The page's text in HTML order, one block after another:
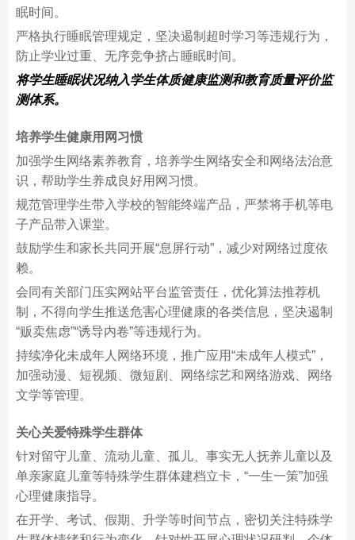
眠时间。
严格执行睡眠管理规定，坚决遏制超时学习等违规行为，
防止学业过重、无序竞争挤占睡眠时间。
将学生睡眠状况纳入学生体质健康监测和教育质量评价监
测体系。
培养学生健康用网习惯
加强学生网络素养教育，培养学生网络安全和网络法治意
识，帮助学生养成良好用网习惯。
规范管理学生带入学校的智能终端产品，严禁将手机等电
子产品带入课堂。
鼓励学生和家长共同开展“息屏行动”，减少对网络过度依
赖。
会同有关部门压实网站平台监管责任，优化算法推荐机
制，不得向学生推送危害心理健康的各类信息，坚决遏制
“贩卖焦虑”“诱导内卷”等违规行为。
持续净化未成年人网络环境，推广应用“未成年人模式”，
加强动漫、短视频、微短剧、网络综艺和网络游戏、网络
文学等管理。
关心关爱特殊学生群体
针对留守儿童、流动儿童、孤儿、事实无人抚养儿童以及
单亲家庭儿童等特殊学生群体建档立卡，“一生一策”加强
心理健康指导。
在开学、考试、假期、升学等时间节点，密切关注特殊学